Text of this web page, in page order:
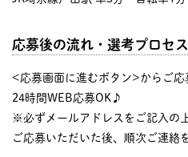
応募後の流れ・選考プロセス
<応募画面に進むボタン>からご応
24時間WEB応募OK♪
※必ずメールアドレスをご記入の
ご応募いただいた後、順次ご連絡